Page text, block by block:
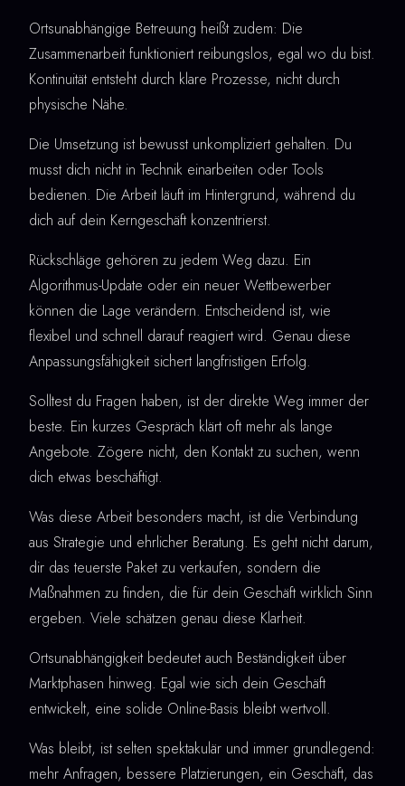
Ortsunabhängige Betreuung heißt zudem: Die
Zusammenarbeit funktioniert reibungslos, egal wo du bist.
Kontinuität entsteht durch klare Prozesse, nicht durch
physische Nähe.
Die Umsetzung ist bewusst unkompliziert gehalten. Du
musst dich nicht in Technik einarbeiten oder Tools
bedienen. Die Arbeit läuft im Hintergrund, während du
dich auf dein Kerngeschäft konzentrierst.
Rückschläge gehören zu jedem Weg dazu. Ein
Algorithmus-Update oder ein neuer Wettbewerber
können die Lage verändern. Entscheidend ist, wie
flexibel und schnell darauf reagiert wird. Genau diese
Anpassungsfähigkeit sichert langfristigen Erfolg.
Solltest du Fragen haben, ist der direkte Weg immer der
beste. Ein kurzes Gespräch klärt oft mehr als lange
Angebote. Zögere nicht, den Kontakt zu suchen, wenn
dich etwas beschäftigt.
Was diese Arbeit besonders macht, ist die Verbindung
aus Strategie und ehrlicher Beratung. Es geht nicht darum,
dir das teuerste Paket zu verkaufen, sondern die
Maßnahmen zu finden, die für dein Geschäft wirklich Sinn
ergeben. Viele schätzen genau diese Klarheit.
Ortsunabhängigkeit bedeutet auch Beständigkeit über
Marktphasen hinweg. Egal wie sich dein Geschäft
entwickelt, eine solide Online-Basis bleibt wertvoll.
Was bleibt, ist selten spektakulär und immer grundlegend:
mehr Anfragen, bessere Platzierungen, ein Geschäft, das